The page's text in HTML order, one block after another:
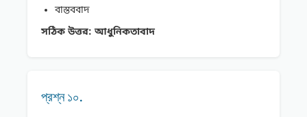
বাস্তববাদ
সঠিক উত্তর: আধুনিকতাবাদ
প্রশ্ন ১০.